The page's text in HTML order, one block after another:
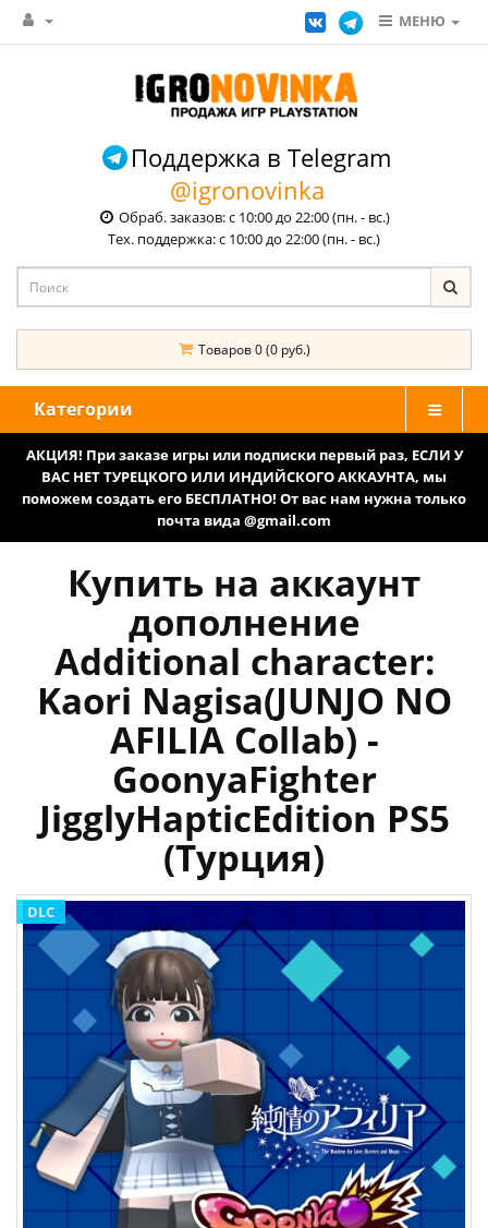
МЕНЮ
Поддержка в Telegram
@igronovinka
Обраб. заказов: с 10:00 до 22:00 (пн. - вс.)
Тех. поддержка: с 10:00 до 22:00 (пн. - вс.)
Товаров 0 (0 руб.)
Категории
АКЦИЯ! При заказе игры или подписки первый раз, ЕСЛИ У
ВАС НЕТ ТУРЕЦКОГО ИЛИ ИНДИЙСКОГО АККАУНТА, мы
поможем создать его БЕСПЛАТНО! От вас нам нужна только
почта вида @gmail.com
Купить на аккаунт
дополнение
Additional character:
Kaori Nagisa(JUNJO NO
AFILIA Collab) -
GoonyaFighter
JigglyHapticEdition PS5
(Турция)
DLC